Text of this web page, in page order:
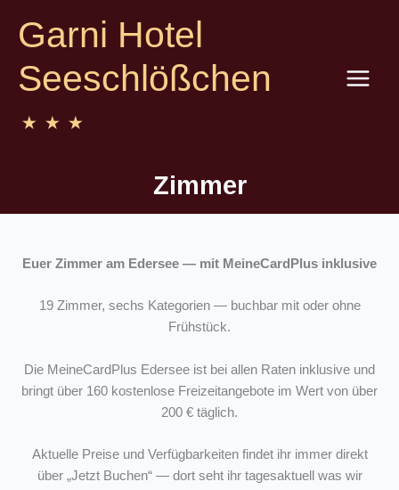
InhaltGarni Hotel
Seeschlößchen
⋆⋆⋆
Zimmer
Euer Zimmer am Edersee — mit MeineCardPlus inklusive
19 Zimmer, sechs Kategorien — buchbar mit oder ohne
Frühstück.
Die MeineCardPlus Edersee ist bei allen Raten inklusive und
bringt über 160 kostenlose Freizeitangebote im Wert von über
200 € täglich.
Aktuelle Preise und Verfügbarkeiten findet ihr immer direkt
über „Jetzt Buchen“ — dort seht ihr tagesaktuell was wir